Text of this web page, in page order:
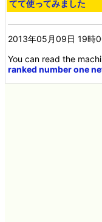
てて使ってみました
2013年05月09日 19時
You can read the
ranked number one